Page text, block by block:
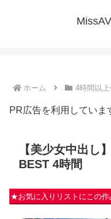
ホーム 4時間以
PR広告を利用していま
【美少女中出し
BEST 4時間
★お気に入りリストにこの作